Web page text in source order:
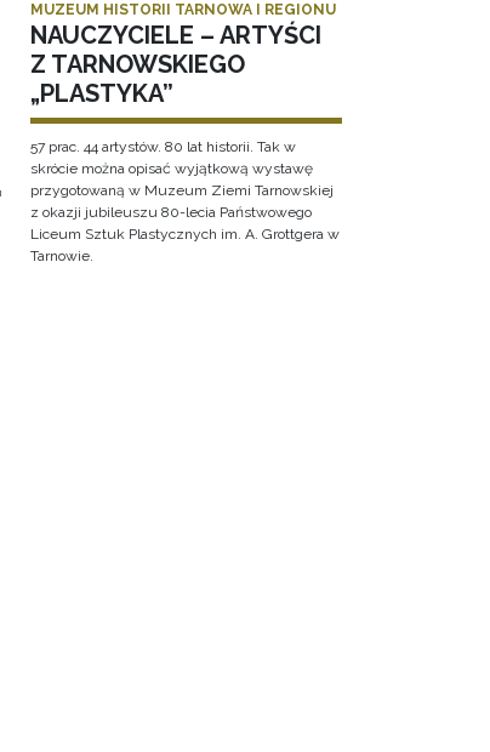
MUZEUM HISTORII TARNOWA I REGIONU
NAUCZYCIELE – ARTYŚCI
Z TARNOWSKIEGO
„PLASTYKA”
57 prac. 44 artystów. 80 lat historii. Tak w
skrócie można opisać wyjątkową wystawę
przygotowaną w Muzeum Ziemi Tarnowskiej
z okazji jubileuszu 80-lecia Państwowego
Liceum Sztuk Plastycznych im. A. Grottgera w
Tarnowie.